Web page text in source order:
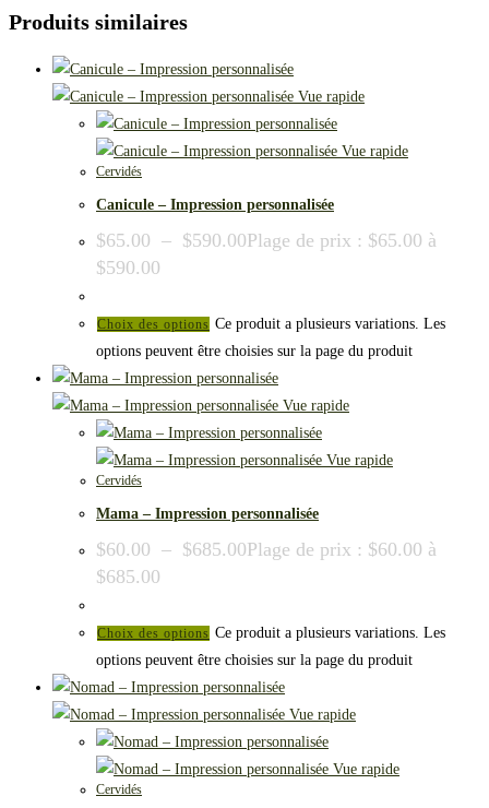
Produits similaires
Vue rapide
Vue rapide
Cervidés
Canicule – Impression personnalisée
$65.00 – $590.00Plage de prix : $65.00 à
$590.00
Choix des options Ce produit a plusieurs variations. Les
options peuvent être choisies sur la page du produit
Vue rapide
Vue rapide
Cervidés
Mama – Impression personnalisée
$60.00 – $685.00Plage de prix : $60.00 à
$685.00
Choix des options Ce produit a plusieurs variations. Les
options peuvent être choisies sur la page du produit
Vue rapide
Vue rapide
Cervidés